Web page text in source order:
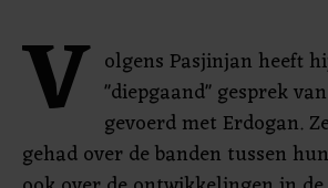
V olgens Pasjinjan heeft
"diepgaand" gesprek
gevoerd met Erdogan.
gehad over de banden tussen